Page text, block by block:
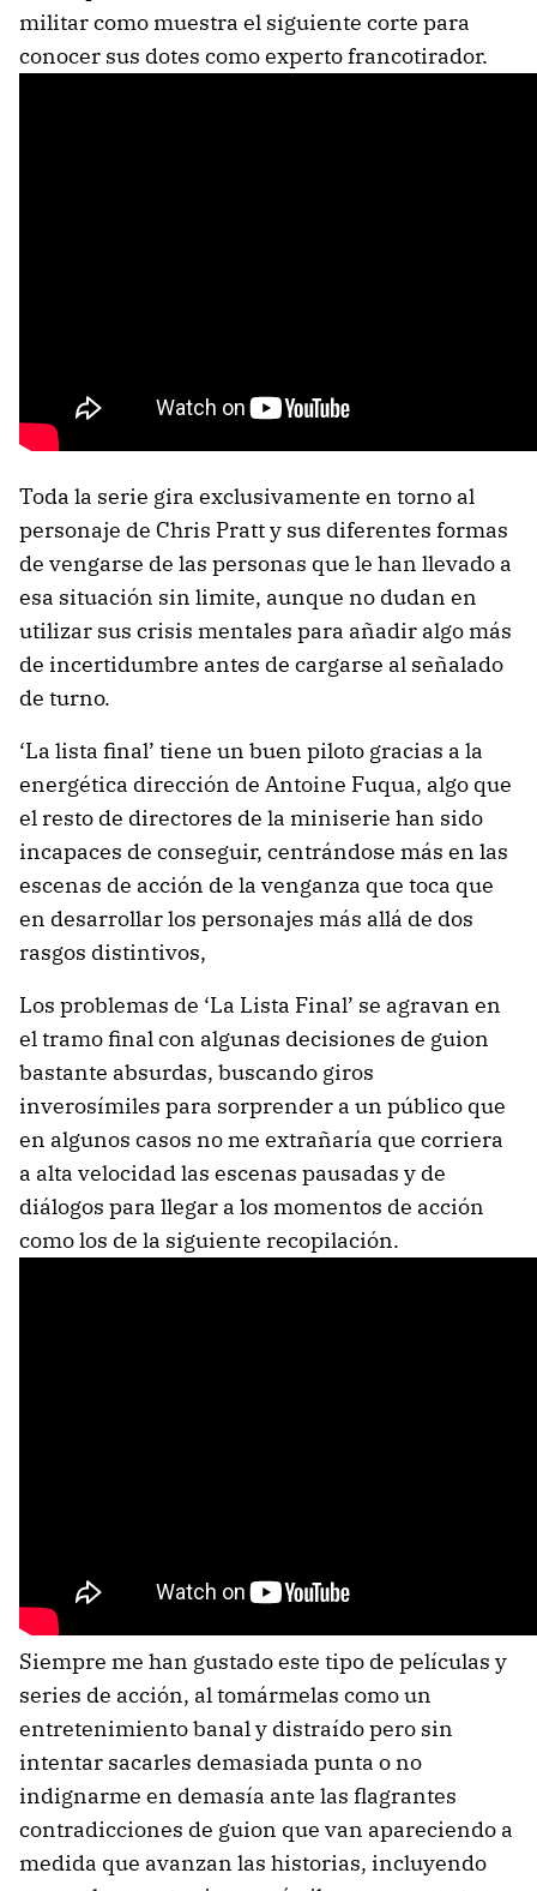
militar como muestra el siguiente corte para
conocer sus dotes como experto francotirador.
Toda la serie gira exclusivamente en torno al
personaje de Chris Pratt y sus diferentes formas
de vengarse de las personas que le han llevado a
esa situación sin limite, aunque no dudan en
utilizar sus crisis mentales para añadir algo más
de incertidumbre antes de cargarse al señalado
de turno.
‘La lista final’ tiene un buen piloto gracias a la
energética dirección de Antoine Fuqua, algo que
el resto de directores de la miniserie han sido
incapaces de conseguir, centrándose más en las
escenas de acción de la venganza que toca que
en desarrollar los personajes más allá de dos
rasgos distintivos,
Los problemas de ‘La Lista Final’ se agravan en
el tramo final con algunas decisiones de guion
bastante absurdas, buscando giros
inverosímiles para sorprender a un público que
en algunos casos no me extrañaría que corriera
a alta velocidad las escenas pausadas y de
diálogos para llegar a los momentos de acción
como los de la siguiente recopilación.
Siempre me han gustado este tipo de películas y
series de acción, al tomármelas como un
entretenimiento banal y distraído pero sin
intentar sacarles demasiada punta o no
indignarme en demasía ante las flagrantes
contradicciones de guion que van apareciendo a
medida que avanzan las historias, incluyendo